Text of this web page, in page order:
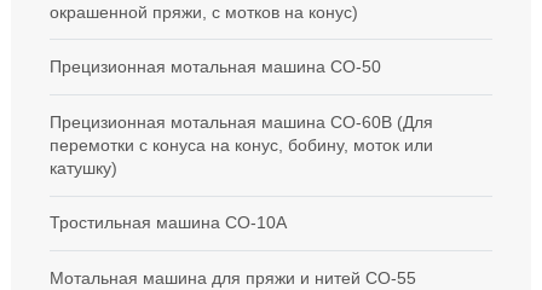
окрашенной пряжи, с мотков на конус)
Прецизионная мотальная машина СО-50
Прецизионная мотальная машина CO-60B (Для
перемотки с конуса на конус, бобину, моток или
катушку)
Тростильная машина CO-10A
Мотальная машина для пряжи и нитей CO-55